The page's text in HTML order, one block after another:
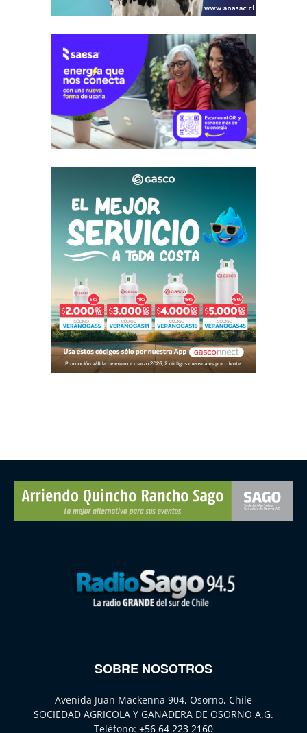
SOBRE NOSOTROS
Avenida Juan Mackenna 904, Osorno, Chile
SOCIEDAD AGRICOLA Y GANADERA DE OSORNO A.G.
Teléfono: +56 64 223 2160